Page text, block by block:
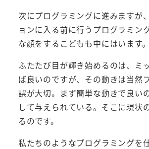
次にプログラミングに進みますが
ョンに入る前に行うプログラミン
な顔をするこどもも中にはいます。
ふたたび目が輝き始めるのは、ミ
ば良いのですが、その動きは当然
誤が大切。まず簡単な動きで良い
して与えられている。そこに現状
るのです。
私たちのようなプログラミングを